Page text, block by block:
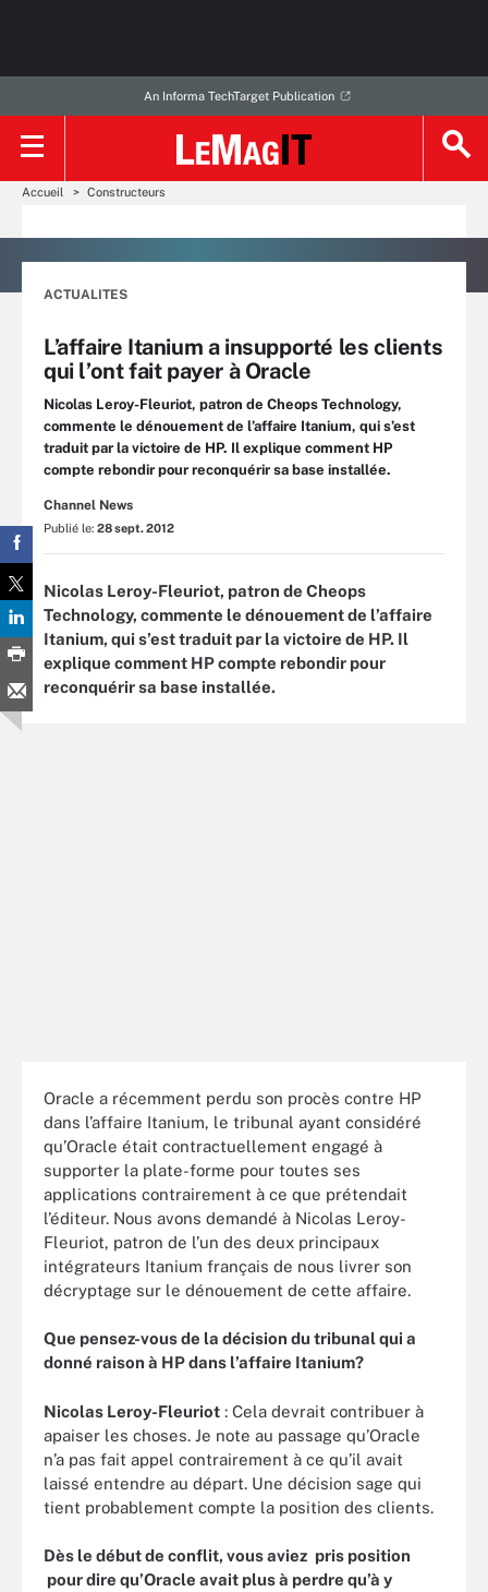
An Informa TechTarget Publication
Accueil Constructeurs
ACTUALITES
L’affaire Itanium a insupporté les clients
qui l’ont fait payer à Oracle
Nicolas Leroy-Fleuriot, patron de Cheops Technology,
commente le dénouement de l’affaire Itanium, qui s’est
traduit par la victoire de HP. Il explique comment HP
compte rebondir pour reconquérir sa base installée.
Channel News
Publié le: 28 sept. 2012
Nicolas Leroy-Fleuriot, patron de Cheops
Technology, commente le dénouement de l’affaire
Itanium, qui s’est traduit par la victoire de HP. Il
explique comment HP compte rebondir pour
reconquérir sa base installée.
Oracle a récemment perdu son procès contre HP
dans l’affaire Itanium, le tribunal ayant considéré
qu’Oracle était contractuellement engagé à
supporter la plate-forme pour toutes ses
applications contrairement à ce que prétendait
l’éditeur. Nous avons demandé à Nicolas Leroy-
Fleuriot, patron de l’un des deux principaux
intégrateurs Itanium français de nous livrer son
décryptage sur le dénouement de cette affaire.
Que pensez-vous de la décision du tribunal qui a
donné raison à HP dans l’affaire Itanium?
Nicolas Leroy-Fleuriot : Cela devrait contribuer à
apaiser les choses. Je note au passage qu’Oracle
n’a pas fait appel contrairement à ce qu’il avait
laissé entendre au départ. Une décision sage qui
tient probablement compte la position des clients.
Dès le début de conflit, vous aviez pris position
pour dire qu’Oracle avait plus à perdre qu’à y